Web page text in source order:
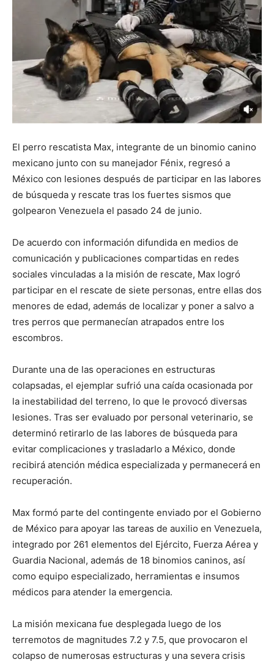
El perro rescatista Max, integrante de un binomio canino
mexicano junto con su manejador Fénix, regresó a
México con lesiones después de participar en las labores
de búsqueda y rescate tras los fuertes sismos que
golpearon Venezuela el pasado 24 de junio.
De acuerdo con información difundida en medios de
comunicación y publicaciones compartidas en redes
sociales vinculadas a la misión de rescate, Max logró
participar en el rescate de siete personas, entre ellas dos
menores de edad, además de localizar y poner a salvo a
tres perros que permanecían atrapados entre los
escombros.
Durante una de las operaciones en estructuras
colapsadas, el ejemplar sufrió una caída ocasionada por
la inestabilidad del terreno, lo que le provocó diversas
lesiones. Tras ser evaluado por personal veterinario, se
determinó retirarlo de las labores de búsqueda para
evitar complicaciones y trasladarlo a México, donde
recibirá atención médica especializada y permanecerá en
recuperación.
Max formó parte del contingente enviado por el Gobierno
de México para apoyar las tareas de auxilio en Venezuela,
integrado por 261 elementos del Ejército, Fuerza Aérea y
Guardia Nacional, además de 18 binomios caninos, así
como equipo especializado, herramientas e insumos
médicos para atender la emergencia.
La misión mexicana fue desplegada luego de los
terremotos de magnitudes 7.2 y 7.5, que provocaron el
colapso de numerosas estructuras y una severa crisis